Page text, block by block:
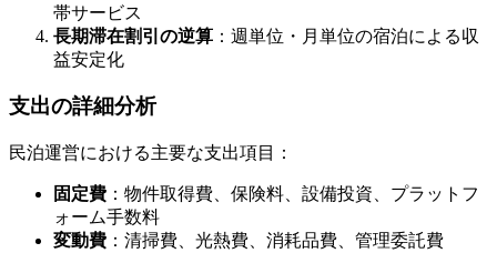
帯サービス
長期滞在割引の逆算 ：週単位・月単位の宿泊による収
益安定化
支出の詳細分析
民泊運営における主要な支出項目：
固定費 ：物件取得費、保険料、設備投資、プラットフ
ォーム手数料
変動費 ：清掃費、光熱費、消耗品費、管理委託費